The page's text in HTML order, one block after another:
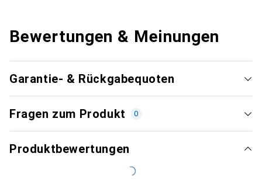
Bewertungen & Meinungen
Garantie- & Rückgabequoten
Fragen zum Produkt 0
Produktbewertungen